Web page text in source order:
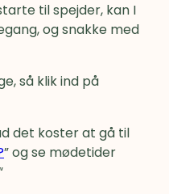
til spejder, kan I
og snakke med
så klik ind på
det koster at gå til
” og se mødetider